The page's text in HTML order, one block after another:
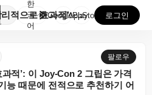
‘간단하지만 합리적으로 효과적’: 이 Joy-Con 2...
한
국
어
GooglePlay
AppStore 로그인
팔로우
적’: 이 Joy-Con 2 그립은 가격
능 때문에 전적으로 추천하기 어